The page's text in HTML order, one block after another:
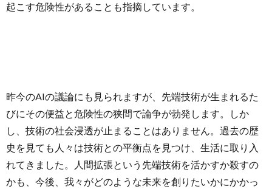
起こす危険性があることも指摘しています。
昨今のAIの議論にも見られますが、先端技術が生まれるた
びにその便益と危険性の狭間で論争が勃発します。しか
し、技術の社会浸透が止まることはありません。過去の歴
史を見ても人々は技術との平衡点を見つけ、生活に取り入
れてきました。人間拡張という先端技術を活かすか殺すの
かも、今後、我々がどのような未来を創りたいかにかかっ